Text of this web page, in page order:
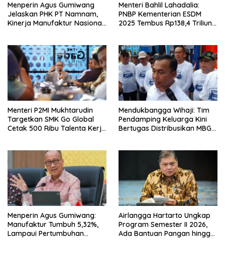
Menperin Agus Gumiwang
Jelaskan PHK PT Namnam,
Kinerja Manufaktur Nasional
Menteri Bahlil Lahadalia:
PNBP Kementerian ESDM
2025 Tembus Rp138,4 Triliun,
Menteri P2MI Mukhtarudin
Targetkan SMK Go Global
Cetak 500 Ribu Talenta Kerja
Mendukbangga Wihaji: Tim
Pendamping Keluarga Kini
Bertugas Distribusikan MBG
Menperin Agus Gumiwang:
Manufaktur Tumbuh 5,32%,
Lampaui Pertumbuhan
Airlangga Hartarto Ungkap
Program Semester II 2026,
Ada Bantuan Pangan hingga